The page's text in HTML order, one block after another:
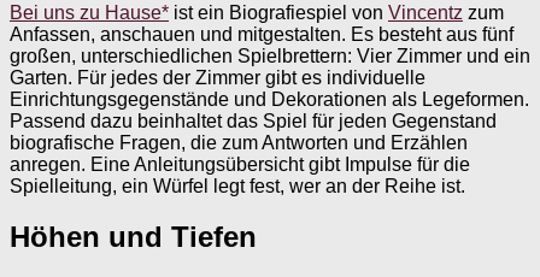
Bei uns zu Hause* ist ein Biografiespiel von Vincentz zum
Anfassen, anschauen und mitgestalten. Es besteht aus fünf
großen, unterschiedlichen Spielbrettern: Vier Zimmer und ein
Garten. Für jedes der Zimmer gibt es individuelle
Einrichtungsgegenstände und Dekorationen als Legeformen.
Passend dazu beinhaltet das Spiel für jeden Gegenstand
biografische Fragen, die zum Antworten und Erzählen
anregen. Eine Anleitungsübersicht gibt Impulse für die
Spielleitung, ein Würfel legt fest, wer an der Reihe ist.
Höhen und Tiefen